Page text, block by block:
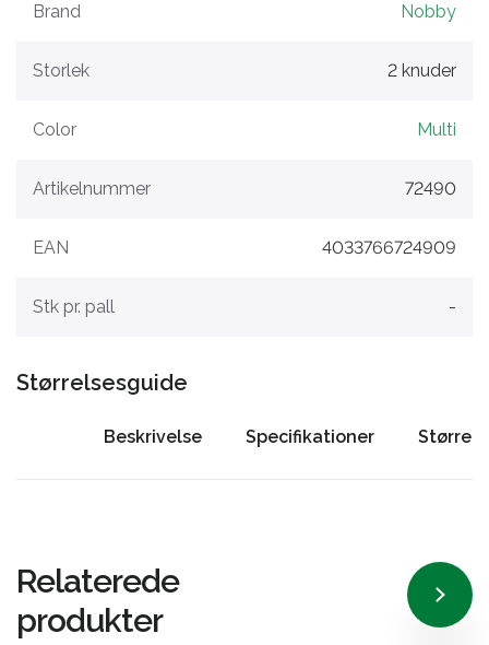
Brand Nobby
Storlek 2 knuder
Color Multi
Artikelnummer 72490
EAN 4033766724909
Stk pr. pall -
Størrelsesguide
Beskrivelse Specifikationer
Relaterede
produkter